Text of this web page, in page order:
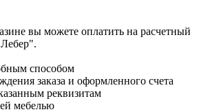
вы можете оплатить на расчетный
способом
заказа и оформленного счета
реквизитам
мебелью